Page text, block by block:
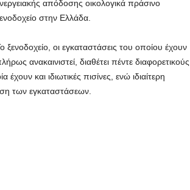
απόδοσης οικολογικά πράσινο
στην Ελλάδα.
ξενοδοχείο, οι εγκαταστάσεις του οποίου έχουν
ανακαινιστεί, διαθέτει πέντε διαφορετικούς
και ιδιωτικές πισίνες, ενώ ιδιαίτερη
των εγκαταστάσεων.